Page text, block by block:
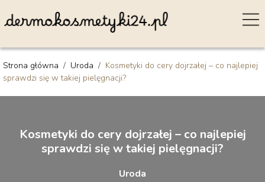
Strona główna / Uroda / Kosmetyki do cery dojrzałej – co najlepiej
sprawdzi się w takiej pielęgnacji?
Kosmetyki do cery dojrzałej – co najlepiej
sprawdzi się w takiej pielęgnacji?
Uroda